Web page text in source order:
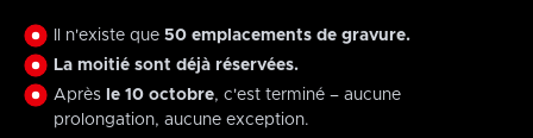
Il n'existe que 50 emplacements de gravure.
La moitié sont déjà réservées.
Après le 10 octobre, c'est terminé – aucune
prolongation, aucune exception.